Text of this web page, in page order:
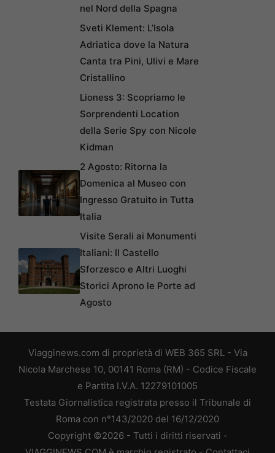
nel Nord della Spagna
Sveti Klement: L’Isola
Adriatica dove la Natura
Canta tra Pini, Ulivi e Mare
Cristallino
Lioness 3: Scopriamo le
Sorprendenti Location
della Serie Spy con Nicole
Kidman
2 Agosto: Ritorna la
Domenica al Museo con
Ingresso Gratuito in Tutta
Italia
Visite Serali ai Monumenti
Italiani: Il Castello
Sforzesco e Altri Luoghi
Storici Aprono le Porte ad
Agosto
Viagginews.com di proprietà di WEB 365 SRL - Via
Nicola Marchese 10, 00141 Roma (RM) - Codice Fiscale
e Partita I.V.A. 12279101005
Testata Giornalistica registrata presso il Tribunale di
Roma con n°143/2020 del 16/12/2020
Copyright ©2026 - Tutti i diritti riservati -